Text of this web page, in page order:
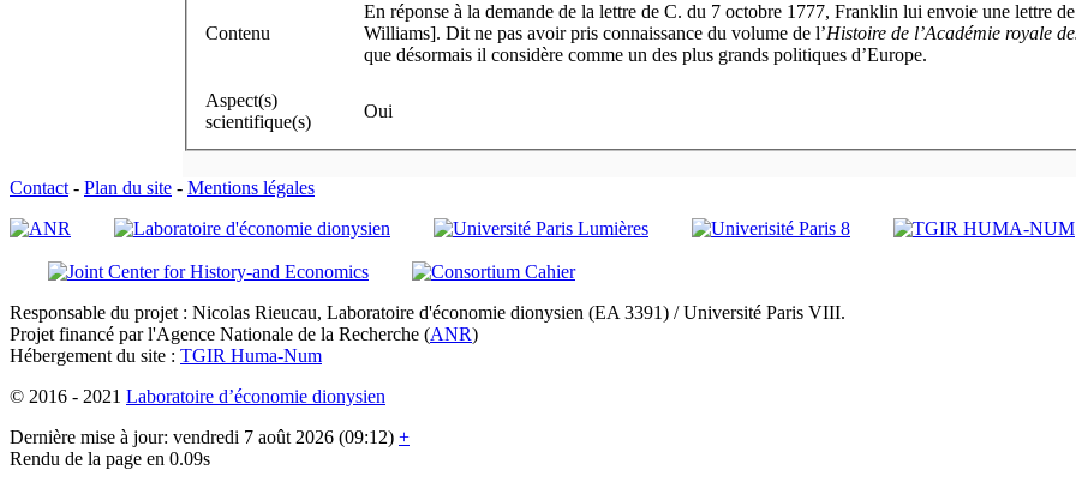
Contenu
En réponse à la demande de la lettre de C. du 7 octobre 1777, Franklin lui envoie une lettre
Williams]. Dit ne pas avoir pris connaissance du volume de l’Histoire de l’Académie royale
que désormais il considère comme un des plus grands politiques d’Europe.
Aspect(s)
scientifique(s)
Oui
Contact - Plan du site - Mentions légales
Responsable du projet : Nicolas Rieucau, Laboratoire d'économie dionysien (EA 3391) / Université Paris VIII.
Projet financé par l'Agence Nationale de la Recherche (ANR)
Hébergement du site : TGIR Huma-Num
© 2016 - 2021 Laboratoire d’économie dionysien
Dernière mise à jour: vendredi 7 août 2026 (09:12) +
Rendu de la page en 0.09s